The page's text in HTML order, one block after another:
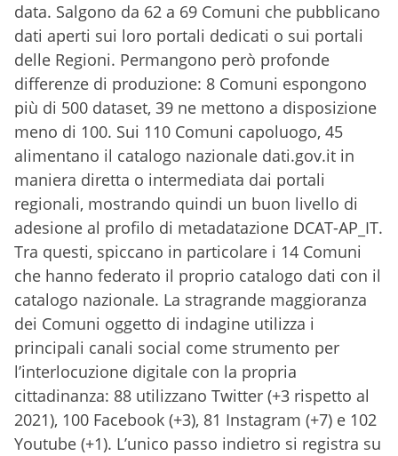
data. Salgono da 62 a 69 Comuni che pubblicano
dati aperti sui loro portali dedicati o sui portali
delle Regioni. Permangono però profonde
differenze di produzione: 8 Comuni espongono
più di 500 dataset, 39 ne mettono a disposizione
meno di 100. Sui 110 Comuni capoluogo, 45
alimentano il catalogo nazionale dati.gov.it in
maniera diretta o intermediata dai portali
regionali, mostrando quindi un buon livello di
adesione al profilo di metadatazione DCAT-AP_IT.
Tra questi, spiccano in particolare i 14 Comuni
che hanno federato il proprio catalogo dati con il
catalogo nazionale. La stragrande maggioranza
dei Comuni oggetto di indagine utilizza i
principali canali social come strumento per
l’interlocuzione digitale con la propria
cittadinanza: 88 utilizzano Twitter (+3 rispetto al
2021), 100 Facebook (+3), 81 Instagram (+7) e 102
Youtube (+1). L’unico passo indietro si registra su